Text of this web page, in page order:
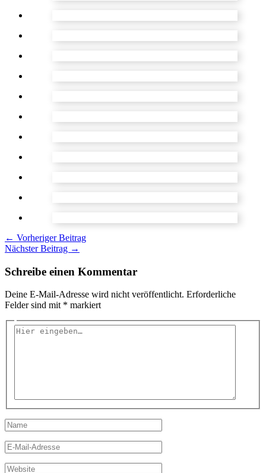
← Vorheriger Beitrag
Nächster Beitrag →
Schreibe einen Kommentar
Deine E-Mail-Adresse wird nicht veröffentlicht. Erforderliche
Felder sind mit * markiert
Hier
Name
E-
Mail-
Adresse
Website